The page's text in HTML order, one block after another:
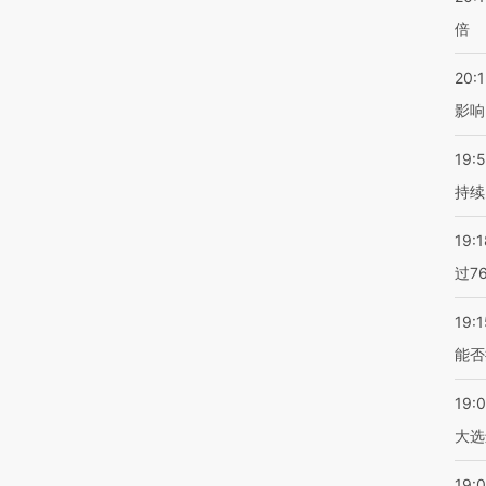
倍
影
持
过
能
大